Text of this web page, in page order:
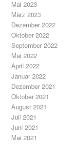
Mai 2023
März 2023
Dezember 2022
Oktober 2022
September 2022
Mai 2022
April 2022
Januar 2022
Dezember 2021
Oktober 2021
August 2021
Juli 2021
Juni 2021
Mai 2021